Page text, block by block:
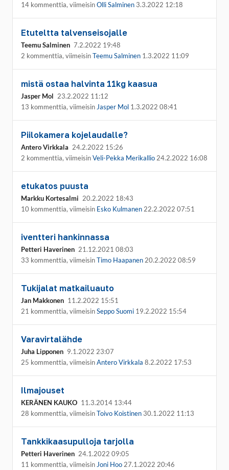
14 kommenttia, viimeisinOlli Salminen 3.3.2022 12:18
Etuteltta talvenseisojalle
Teemu Salminen 7.2.2022 19:48
2 kommenttia, viimeisinTeemu Salminen 1.3.2022 11:09
mistä ostaa halvinta 11kg kaasua
Jasper Mol 23.2.2022 11:12
13 kommenttia, viimeisin Jasper Mol 1.3.2022 08:41
Piilokamera kojelaudalle?
Antero Virkkala 24.2.2022 15:26
2 kommenttia, viimeisinVeli-Pekka Merikallio 24.2.2022 16:08
etukatos puusta
Markku Kortesalmi 20.2.2022 18:43
10 kommenttia, viimeisin Esko Kulmanen 22.2.2022 07:51
iventteri hankinnassa
Petteri Haverinen 21.12.2021 08:03
33 kommenttia, viimeisinTimo Haapanen 20.2.2022 08:59
Tukijalat matkailuauto
Jan Makkonen 11.2.2022 15:51
21 kommenttia, viimeisinSeppo Suomi 19.2.2022 15:54
Varavirtalähde
Juha Lipponen 9.1.2022 23:07
25 kommenttia, viimeisinAntero Virkkala 8.2.2022 17:53
Ilmajouset
KERÄNEN KAUKO 11.3.2014 13:44
28 kommenttia, viimeisinToivo Koistinen 30.1.2022 11:13
Tankkikaasupulloja tarjolla
Petteri Haverinen 24.1.2022 09:05
11 kommenttia, viimeisin Joni Hoo 27.1.2022 20:46